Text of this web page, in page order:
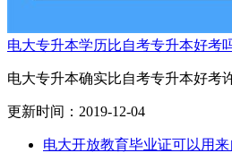
电大专升本学历比自考专升本好考
电大专升本确实比自考专升本好考
更新时间：2019-12-04
电大开放教育毕业证可以用来